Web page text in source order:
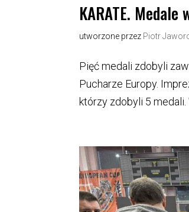
KARATE. Medale
utworzone przez Piotr
Pięć medali zdobyli
Pucharze Europy.
którzy zdobyli 5